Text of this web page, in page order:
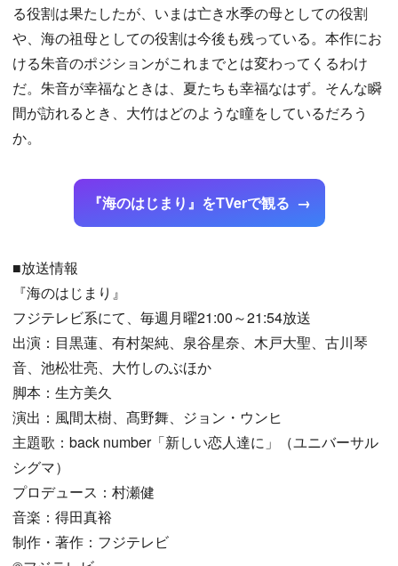
る役割は果たしたが、いまは亡き水季の母としての役割
や、海の祖母としての役割は今後も残っている。本作にお
ける朱音のポジションがこれまでとは変わってくるわけ
だ。朱音が幸福なときは、夏たちも幸福なはず。そんな瞬
間が訪れるとき、大竹はどのような瞳をしているだろう
か。
『海のはじまり』をTVerで観る
■放送情報
『海のはじまり』
フジテレビ系にて、毎週月曜21:00～21:54放送
出演：目黒蓮、有村架純、泉谷星奈、木戸大聖、古川琴
音、池松壮亮、大竹しのぶほか
脚本：生方美久
演出：風間太樹、髙野舞、ジョン・ウンヒ
主題歌：back number「新しい恋人達に」（ユニバーサル
シグマ）
プロデュース：村瀬健
音楽：得田真裕
制作・著作：フジテレビ